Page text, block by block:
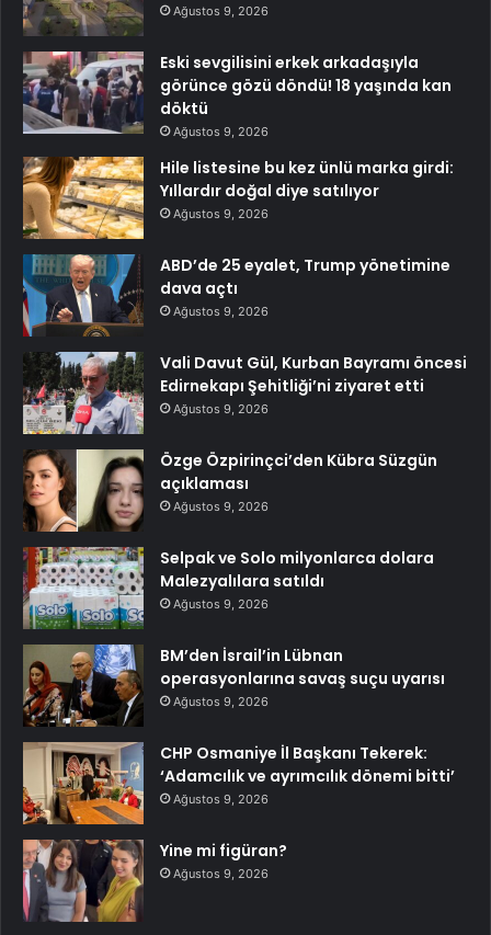
Ağustos 9, 2026
Eski sevgilisini erkek arkadaşıyla
görünce gözü döndü! 18 yaşında kan
döktü
Ağustos 9, 2026
Hile listesine bu kez ünlü marka girdi:
Yıllardır doğal diye satılıyor
Ağustos 9, 2026
ABD’de 25 eyalet, Trump yönetimine
dava açtı
Ağustos 9, 2026
Vali Davut Gül, Kurban Bayramı öncesi
Edirnekapı Şehitliği’ni ziyaret etti
Ağustos 9, 2026
Özge Özpirinçci’den Kübra Süzgün
açıklaması
Ağustos 9, 2026
Selpak ve Solo milyonlarca dolara
Malezyalılara satıldı
Ağustos 9, 2026
BM’den İsrail’in Lübnan
operasyonlarına savaş suçu uyarısı
Ağustos 9, 2026
CHP Osmaniye İl Başkanı Tekerek:
‘Adamcılık ve ayrımcılık dönemi bitti’
Ağustos 9, 2026
Yine mi figüran?
Ağustos 9, 2026